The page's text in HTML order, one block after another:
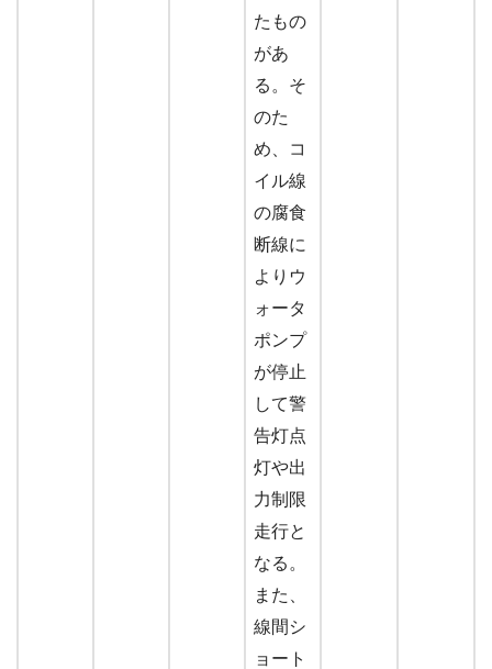
たもの
があ
る。そ
のた
め、コ
イル線
の腐食
断線に
よりウ
ォータ
ポンプ
が停止
して警
告灯点
灯や出
力制限
走行と
なる。
また、
線間シ
ョート